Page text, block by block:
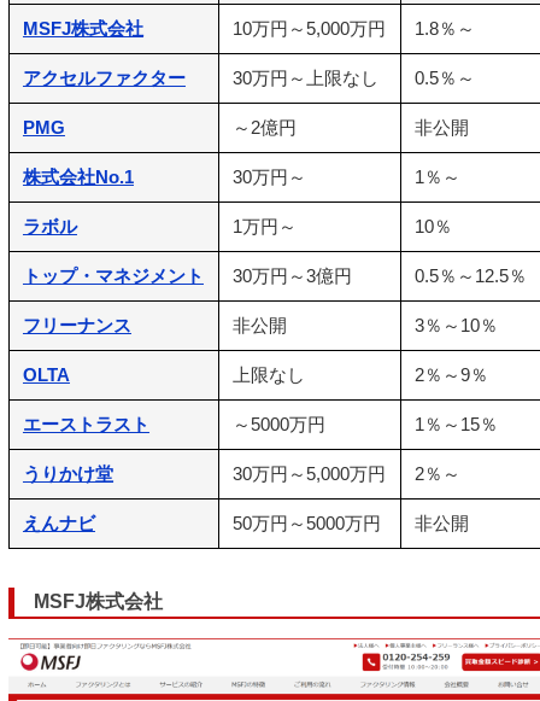
MSFJ株式会社 10万円～5,000万円 1.8％～
アクセルファクター 30万円～上限なし 0.5％～
PMG ～2億円 非公開
株式会社No.1 30万円～ 1％～
ラボル 1万円～ 10％
トップ・マネジメント 30万円～3億円 0.5％～12.5％
フリーナンス 非公開 3％～10％
OLTA 上限なし 2％～9％
エーストラスト ～5000万円 1％～15％
うりかけ堂 30万円～5,000万円 2％～
えんナビ 50万円～5000万円 非公開
MSFJ株式会社